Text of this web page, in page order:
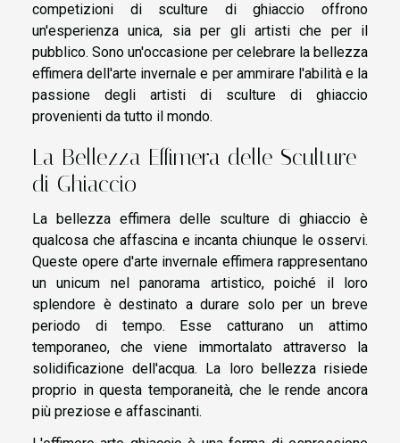
competizioni di sculture di ghiaccio offrono
un'esperienza unica, sia per gli artisti che per il
pubblico. Sono un'occasione per celebrare la bellezza
effimera dell'arte invernale e per ammirare l'abilità e la
passione degli artisti di sculture di ghiaccio
provenienti da tutto il mondo.
La Bellezza Effimera delle Sculture
di Ghiaccio
La bellezza effimera delle sculture di ghiaccio è
qualcosa che affascina e incanta chiunque le osservi.
Queste opere d'arte invernale effimera rappresentano
un unicum nel panorama artistico, poiché il loro
splendore è destinato a durare solo per un breve
periodo di tempo. Esse catturano un attimo
temporaneo, che viene immortalato attraverso la
solidificazione dell'acqua. La loro bellezza risiede
proprio in questa temporaneità, che le rende ancora
più preziose e affascinanti.